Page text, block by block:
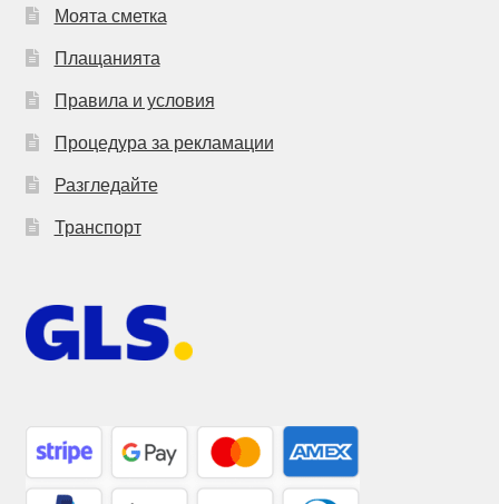
Моята сметка
Плащанията
Правила и условия
Процедура за рекламации
Разгледайте
Транспорт